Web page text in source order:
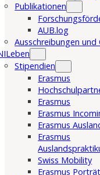
Publikationen
AUB.log
Ausschreibungen und
Stipendien
Erasmus
Erasmus
Erasmus
Erasmus
Erasmus
Swiss Mobility
Erasmus